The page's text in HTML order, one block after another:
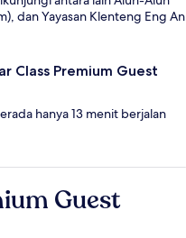
dan Yayasan Klenteng Eng An
Class Premium Guest
hanya 13 menit berjalan
Guest